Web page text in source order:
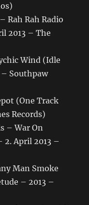
Rah Rah Radio
2013 – The
Wind (Idle
– Southpaw
(One Track
Records)
– War On
2. April 2013 –
Man Smoke
– 2013 –